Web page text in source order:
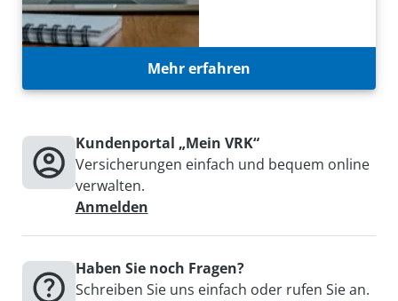
Mehr erfahren
Kundenportal „Mein VRK“
Versicherungen einfach und bequem online
verwalten.
Anmelden
Haben Sie noch Fragen?
Schreiben Sie uns einfach oder rufen Sie an.